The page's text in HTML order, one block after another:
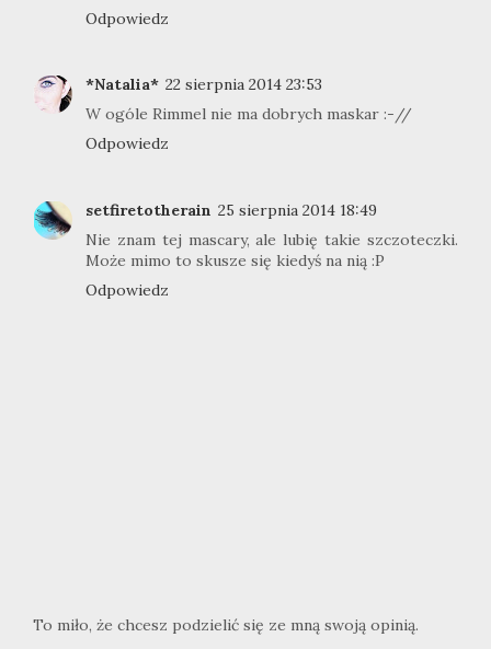
Odpowiedz
*Natalia* 22 sierpnia 2014 23:53
W ogóle Rimmel nie ma dobrych maskar :-//
Odpowiedz
setfiretotherain 25 sierpnia 2014 18:49
Nie znam tej mascary, ale lubię takie szczoteczki.
Może mimo to skusze się kiedyś na nią :P
Odpowiedz
To miło, że chcesz podzielić się ze mną swoją opinią.